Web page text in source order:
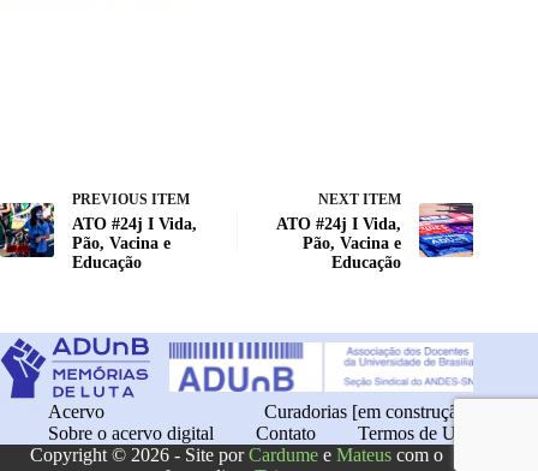
PREVIOUS ITEM
ATO #24j I Vida,
Pão, Vacina e
Educação
NEXT ITEM
ATO #24j I Vida,
Pão, Vacina e
Educação
Acervo
Curadorias [em construção]
Sobre o acervo digital
Contato
Termos de Uso
Copyright © 2026 - Site porCardume eMateus com o